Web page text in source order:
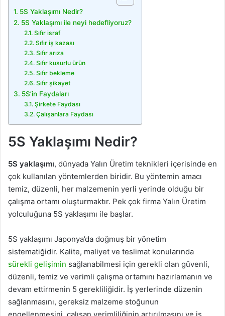
5S Yaklaşımı Nedir?
5S Yaklaşımı ile neyi hedefliyoruz?
Sıfır israf
Sıfır iş kazası
Sıfır arıza
Sıfır kusurlu ürün
Sıfır bekleme
Sıfır şikayet
5S’in Faydaları
Şirkete Faydası
Çalışanlara Faydası
5S Yaklaşımı Nedir?
5S yaklaşımı, dünyada Yalın Üretim teknikleri içerisinde en
çok kullanılan yöntemlerden biridir. Bu yöntemin amacı
temiz, düzenli, her malzemenin yerli yerinde olduğu bir
çalışma ortamı oluşturmaktır. Pek çok firma Yalın Üretim
yolculuğuna 5S yaklaşımı ile başlar.
5S yaklaşımı Japonya’da doğmuş bir yönetim
sistematiğidir. Kalite, maliyet ve teslimat konularında
sürekli gelişimin sağlanabilmesi için gerekli olan güvenli,
düzenli, temiz ve verimli çalışma ortamını hazırlamanın ve
devam ettirmenin 5 gerekliliğidir. İş yerlerinde düzenin
sağlanmasını, gereksiz malzeme stoğunun